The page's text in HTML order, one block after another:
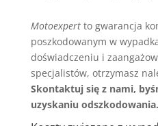
Motoexpertto gwarancja
poszkodowanym w
doświadczeniu i
specjalistów, otrzymasz
Skontaktuj się z nami,
uzyskaniu odszkodowania.